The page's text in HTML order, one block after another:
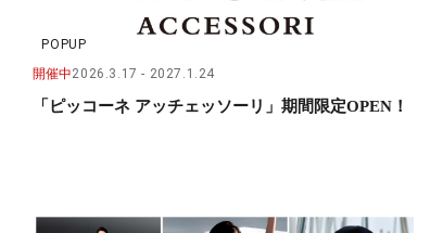
POPUP
開催中2026.3.17 2027.1.24
「ピッコーネ アッチェッソーリ」期間限定OPEN！